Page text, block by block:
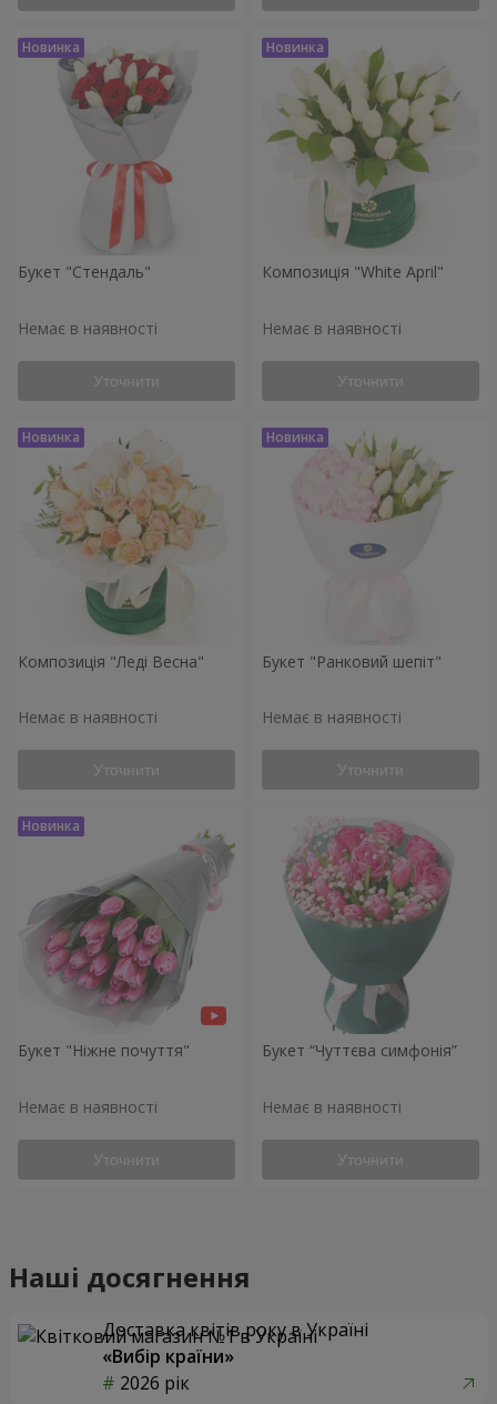
Букет "Стендаль"
Немає в наявності
Уточнити
Композиція "White April"
Немає в наявності
Уточнити
Композиція "Леді Весна"
Немає в наявності
Уточнити
Букет "Ранковий шепіт"
Немає в наявності
Уточнити
Букет "Ніжне почуття"
Немає в наявності
Уточнити
Букет “Чуттєва симфонія”
Немає в наявності
Уточнити
Наші досягнення
Доставка квітів року в Україні
«Вибір країни»
2026 рік